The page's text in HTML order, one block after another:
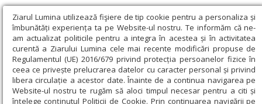
Ziarul Lumina utilizează fişiere de tip cookie pentru a personaliza și
îmbunătăți experiența ta pe Website-ul nostru. Te informăm că ne-
am actualizat politicile pentru a integra în acestea și în activitatea
curentă a Ziarului Lumina cele mai recente modificări propuse de
Regulamentul (UE) 2016/679 privind protecția persoanelor fizice în
ceea ce privește prelucrarea datelor cu caracter personal și privind
libera circulație a acestor date. Înainte de a continua navigarea pe
Website-ul nostru te rugăm să aloci timpul necesar pentru a citi și
înțelege conținutul Politicii de Cookie. Prin continuarea navigării pe
Ziarul Lumina › Catedrala Arhiepiscopală din Arad